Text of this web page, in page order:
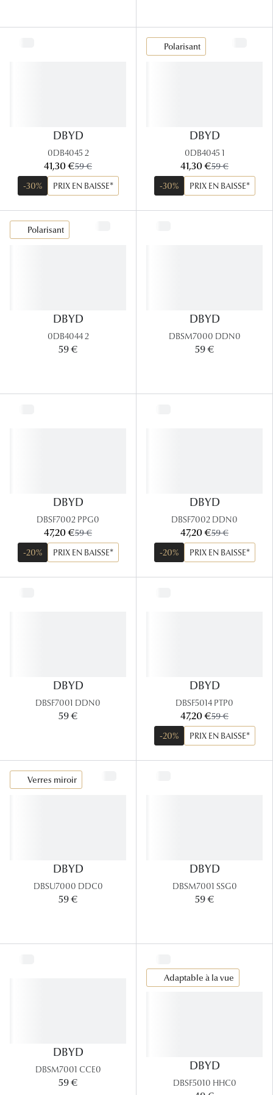
DBYD
0DB4045 2
maintenant:
41,30 €ancien prix:
59 €
-30%
PRIX EN BAISSE*
Polarisant
DBYD
0DB4045 1
maintenant:
41,30 €ancien prix:
59 €
-30%
PRIX EN BAISSE*
Polarisant
DBYD
0DB4044 2
59 €
DBYD
DBSM7000 DDN0
59 €
DBYD
DBSF7002 PPG0
maintenant:
47,20 €ancien prix:
59 €
-20%
PRIX EN BAISSE*
DBYD
DBSF7002 DDN0
maintenant:
47,20 €ancien prix:
59 €
-20%
PRIX EN BAISSE*
DBYD
DBSF7001 DDN0
59 €
DBYD
DBSF5014 PTP0
maintenant:
47,20 €ancien prix:
59 €
-20%
PRIX EN BAISSE*
Verres miroir
DBYD
DBSU7000 DDC0
59 €
DBYD
DBSM7001 SSG0
59 €
DBYD
DBSM7001 CCE0
59 €
Adaptable à la vue
DBYD
DBSF5010 HHC0